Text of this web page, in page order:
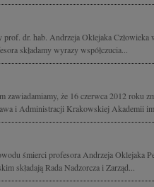
prof. dr. hab. Andrzeja Oklejaka Człowieka
składamy wyrazy współczucia...
zawiadamiamy, że 16 czerwca 2012 roku
i Administracji Krakowskiej Akademii
śmierci profesora Andrzeja Oklejaka
składają Rada Nadzorcza i Zarząd...